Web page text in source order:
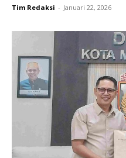
Tim Redaksi - Januari 22, 2026